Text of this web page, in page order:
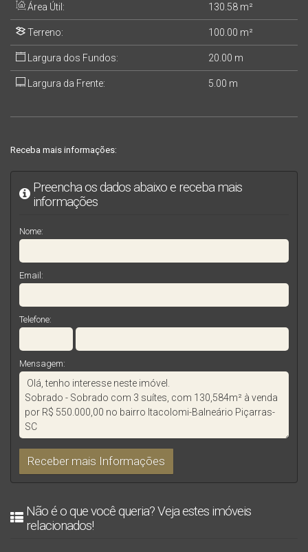
Área Útil: 130 .58 m²
Terreno: 100 .00 m²
Largura dos Fundos: 20 .00 m
Largura da Frente: 5 .00 m
Receba mais informações:
Preencha os dados abaixo e receba mais
informações
Nome:
Email:
Telefone:
Mensagem:
Não é o que você queria? Veja estes imóveis
relacionados!